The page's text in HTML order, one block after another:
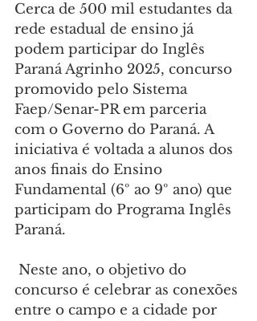
Cerca de 500 mil estudantes da
rede estadual de ensino já
podem participar do Inglês
Paraná Agrinho 2025, concurso
promovido pelo Sistema
Faep/Senar-PR em parceria
com o Governo do Paraná. A
iniciativa é voltada a alunos dos
anos finais do Ensino
Fundamental (6º ao 9º ano) que
participam do Programa Inglês
Paraná.
concurso é celebrar as conexões
entre o campo e a cidade por